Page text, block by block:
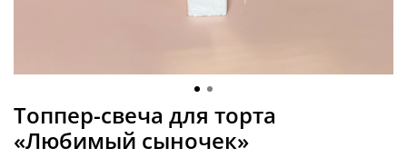
Топпер-свеча для торта
«Любимый сыночек»